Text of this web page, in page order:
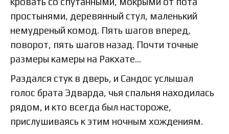
простынями, деревянный стул, маленький
немудреный комод. Пять шагов вперед,
поворот, пять шагов назад. Почти точные
размеры камеры на Ракхате…
Раздался стук в дверь, и Сандос услышал
голос брата Эдварда, чья спальня находилась
рядом, и кто всегда был настороже,
прислушиваясь к этим ночным хождениям.